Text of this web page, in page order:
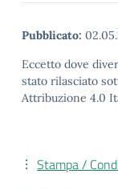
Pubblicato:
Eccetto dove
stato rilasciato
Attribuzione 4.0
Stampa /